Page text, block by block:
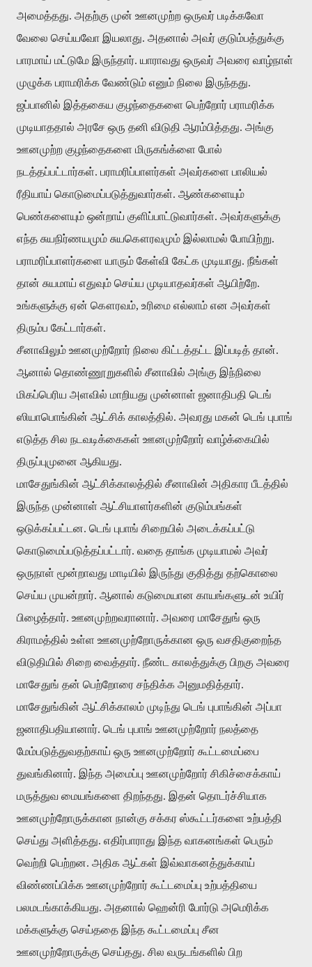
அமைத்தது. அதற்கு முன் ஊனமுற்ற ஒருவர் படிக்கவோ
வேலை செய்யவோ இயலாது. அதனால் அவர் குடும்பத்துக்கு
பாரமாய் மட்டுமே இருந்தார். யாராவது ஒருவர் அவரை வாழ்நாள்
முழுக்க பராமரிக்க வேண்டும் எனும் நிலை இருந்தது.
ஜப்பானில் இத்தகைய குழந்தைகளை பெற்றோர் பராமரிக்க
முடியாததால் அரசே ஒரு தனி விடுதி ஆரம்பித்தது. அங்கு
ஊனமுற்ற குழந்தைகளை மிருகங்க்ளை போல்
நடத்தப்பட்டார்கள். பராமரிப்பாளர்கள் அவர்களை பாலியல்
ரீதியாய் கொடுமைப்படுத்துவார்கள். ஆண்களையும்
பெண்களையும் ஒன்றாய் குளிப்பாட்டுவார்கள். அவர்களுக்கு
எந்த சுயநிர்ணயமும் சுயகௌரவமும் இல்லாமல் போயிற்று.
பராமரிப்பாளர்களை யாரும் கேள்வி கேட்க முடியாது. நீங்கள்
தான் சுயமாய் எதுவும் செய்ய முடியாதவர்கள் ஆயிற்றே.
உங்களுக்கு ஏன் கௌரவம், உரிமை எல்லாம் என அவர்கள்
திரும்ப கேட்டார்கள்.
சீனாவிலும் ஊனமுற்றோர் நிலை கிட்டத்தட்ட இப்படித் தான்.
ஆனால் தொண்ணூறுகளில் சீனாவில் அங்கு இந்நிலை
மிகப்பெரிய அளவில் மாறியது முன்னாள் ஜனாதிபதி டெங்
ஸியாபொங்கின் ஆட்சிக் காலத்தில். அவரது மகன் டெங் புபாங்
எடுத்த சில நடவடிக்கைகள் ஊனமுற்றோர் வாழ்க்கையில்
திருப்புமுனை ஆகியது.
மாசேதுங்கின் ஆட்சிக்காலத்தில் சீனாவின் அதிகார பீடத்தில்
இருந்த முன்னாள் ஆட்சியாளர்களின் குடும்பங்கள்
ஒடுக்கப்பட்டன. டெங் புபாங் சிறையில் அடைக்கப்பட்டு
கொடுமைப்படுத்தப்பட்டார். வதை தாங்க முடியாமல் அவர்
ஒருநாள் மூன்றாவது மாடியில் இருந்து குதித்து தற்கொலை
செய்ய முயன்றார். ஆனால் கடுமையான காயங்களுடன் உயிர்
பிழைத்தார். ஊனமுற்றவரானார். அவரை மாசேதுங் ஒரு
கிராமத்தில் உள்ள ஊனமுற்றோருக்கான ஒரு வசதிகுறைந்த
விடுதியில் சிறை வைத்தார். நீண்ட காலத்துக்கு பிறகு அவரை
மாசேதுங் தன் பெற்றோரை சந்திக்க அனுமதித்தார்.
மாசேதுங்கின் ஆட்சிக்காலம் முடிந்து டெங் புபாங்கின் அப்பா
ஜனாதிபதியானார். டெங் புபாங் ஊனமுற்றோர் நலத்தை
மேம்படுத்துவதற்காய் ஒரு ஊனமுற்றோர் கூட்டமைப்பை
துவங்கினார். இந்த அமைப்பு ஊனமுற்றோர் சிகிச்சைக்காய்
மருத்துவ மையங்களை திறந்தது. இதன் தொடர்ச்சியாக
ஊனமுற்றோருக்கான நான்கு சக்கர ஸ்கூட்டர்களை உற்பத்தி
செய்து அளித்தது. எதிர்பாராது இந்த வாகனங்கள் பெரும்
வெற்றி பெற்றன. அதிக ஆட்கள் இவ்வாகனத்துக்காய்
விண்ணப்பிக்க ஊனமுற்றோர் கூட்டமைப்பு உற்பத்தியை
பலமடங்காக்கியது. அதனால் ஹென்ரி போர்டு அமெரிக்க
மக்களுக்கு செய்ததை இந்த கூட்டமைப்பு சீன
ஊனமுற்றோருக்கு செய்தது. சில வருடங்களில் பிற